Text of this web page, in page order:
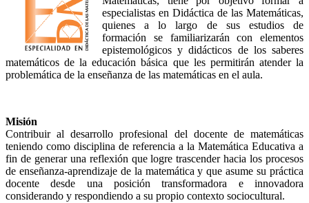
especialistas en Didáctica de las Matemáticas,
quienes a lo largo de sus estudios de
formación se familiarizarán con elementos
epistemológicos y didácticos de los saberes
matemáticos de la educación básica que les permitirán atender la
problemática de la enseñanza de las matemáticas en el aula.
Misión
Contribuir al desarrollo profesional del docente de matemáticas
teniendo como disciplina de referencia a la Matemática Educativa a
fin de generar una reflexión que logre trascender hacia los procesos
de enseñanza-aprendizaje de la matemática y que asume su práctica
docente desde una posición transformadora e innovadora
considerando y respondiendo a su propio contexto sociocultural.